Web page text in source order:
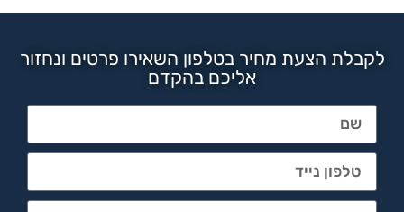
לקבלת הצעת מחיר בטלפון השאירו פרטים ונחזור
אליכם בהקדם